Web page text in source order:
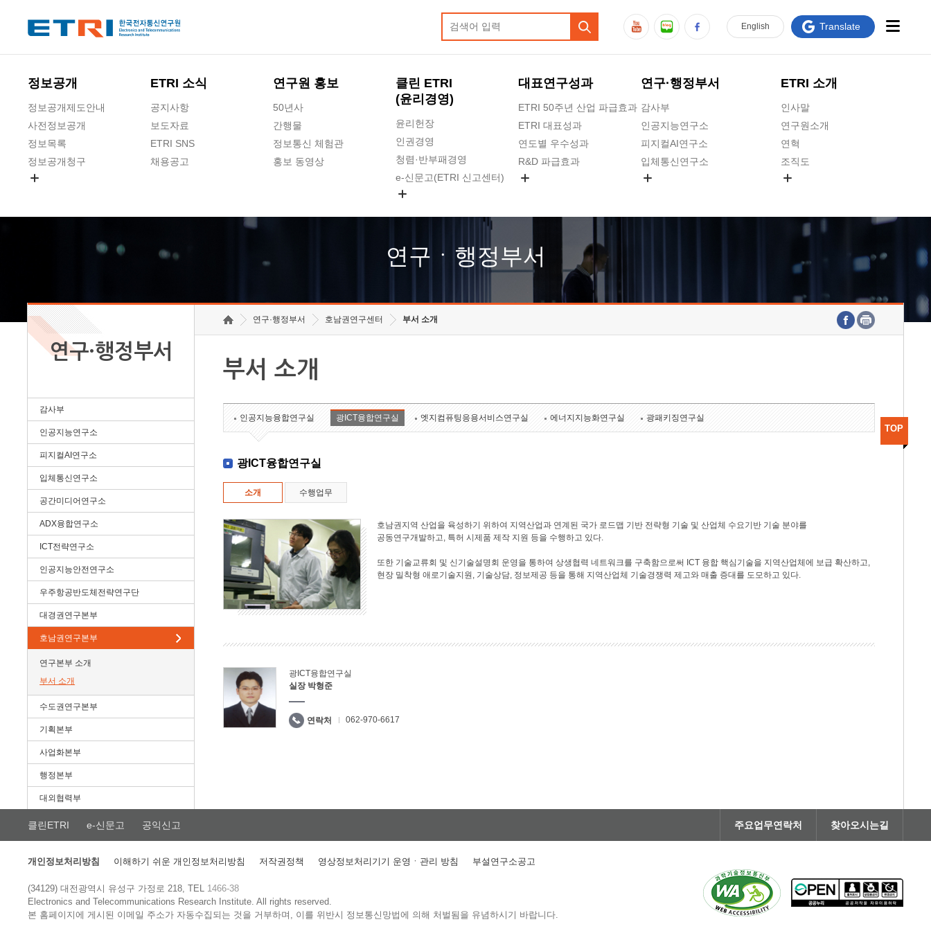
정보공개
정보공개제도안내
사전정보공개
정보목록
정보공개청구
ETRI 소식
공지사항
보도자료
ETRI SNS
채용공고
연구원 홍보
50년사
간행물
정보통신 체험관
홍보 동영상
클린 ETRI
(윤리경영)
윤리헌장
인권경영
청렴·반부패경영
e-신문고(ETRI 신고센터)
고객의소리
수의계약 현황
대표연구성과
ETRI 50주년 산업 파급효과
ETRI 대표성과
연도별 우수성과
R&D 파급효과
연구·행정부서
감사부
인공지능연구소
피지컬AI연구소
입체통신연구소
호남권연구본부
기획본부
ETRI 소개
인사말
연구원소개
연혁
조직도
연구원 고객헌장
주요업무연락처
English Translate
연구ㆍ행정부서
연구·행정부서
감사부
인공지능연구소
피지컬AI연구소
입체통신연구소
공간미디어연구소
ADX융합연구소
ICT전략연구소
인공지능안전연구소
우주항공반도체전략연구단
대경권연구본부
호남권연구본부
연구본부 소개
부서 소개
수도권연구본부
기획본부
사업화본부
행정본부
대외협력부
연구·행정부서 호남권연구센터 부서 소개
부서 소개
인공지능융합연구실 광ICT융합연구실 엣지컴퓨팅응용서비스연구실 에너지지능화연구실 광패키징연구실
광ICT융합연구실
소개 수행업무
호남권지역 산업을 육성하기 위하여 지역산업과 연계된 국가 로드맵 기반 전략형 기술 및 산업체 수요기반 기술 분야를
공동연구개발하고, 특허 시제품 제작 지원 등을 수행하고 있다.
또한 기술교류회 및 신기술설명회 운영을 통하여 상생협력 네트워크를 구축함으로써 ICT 융합 핵심기술을 지역산업체에 보급 확산하고,
현장 밀착형 애로기술지원, 기술상담, 정보제공 등을 통해 지역산업체 기술경쟁력 제고와 매출 증대를 도모하고 있다.
광ICT융합연구실
실장 박형준
연락처 062-970-6617
TOP
클린ETRI e-신문고 공익신고 주요업무연락처 찾아오시는길
개인정보처리방침 이해하기 쉬운 개인정보처리방침 저작권정책 영상정보처리기기 운영ㆍ관리 방침 부설연구소공고
(34129) 대전광역시 유성구 가정로 218, TEL 1466-38
Electronics and Telecommunications Research Institute.All rights reserved.
본 홈페이지에 게시된 이메일 주소가 자동수집되는 것을 거부하며, 이를 위반시 정보통신망법에 의해 처벌됨을 유념하시기 바랍니다.